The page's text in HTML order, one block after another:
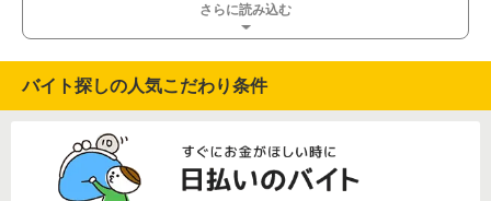
さらに読み込む
バイト探しの人気こだわり条件